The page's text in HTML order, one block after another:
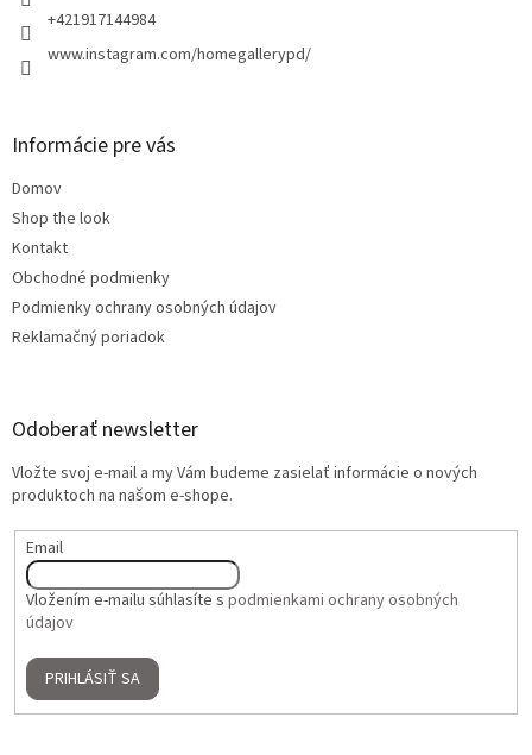
+421917144984
www.instagram.com/homegallerypd/
Informácie pre vás
Domov
Shop the look
Kontakt
Obchodné podmienky
Podmienky ochrany osobných údajov
Reklamačný poriadok
Odoberať newsletter
Vložte svoj e-mail a my Vám budeme zasielať informácie o nových
produktoch na našom e-shope.
Email
Vložením e-mailu súhlasíte s podmienkami ochrany osobných
údajov
PRIHLÁSIŤ SA